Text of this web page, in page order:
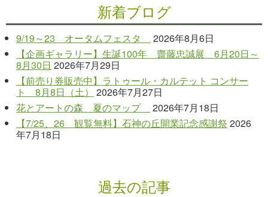
新着ブログ
9/19～23 オータムフェスタ
2026年8月6日
【企画ギャラリー】生誕100年 齋藤忠誠展 6月20日～
8月30日 2026年7月29日
【前売り券販売中】ラトゥール・カルテット コンサー
ト 8月8日（土）
2026年7月27日
花とアートの森 夏のマップ
2026年7月18日
【7/25、26 観覧無料】石神の丘開業記念感謝祭 2026
年7月18日
過去の記事